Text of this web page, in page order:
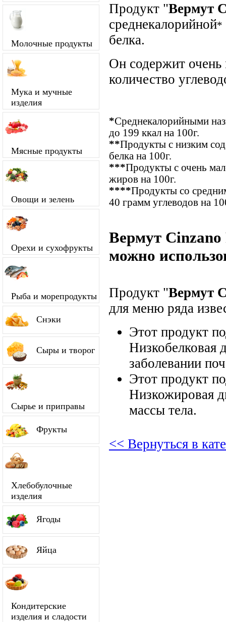
Молочные продукты
Мука и мучные
изделия
Мясные продукты
Овощи и зелень
Орехи и сухофрукты
Рыба и морепродукты
Снэки
Сыры и творог
Сырье и приправы
Фрукты
Хлебобулочные
изделия
Ягоды
Яйца
Кондитерские
изделия и сладости
Продукт "Вермут
среднекалорийной*
белка.
Он содержит очень
количество
*Среднекалорийными
до 199 ккал на 100г.
**Продукты с низким
белка на 100г.
***Продукты с очень
жиров на 100г.
****Продукты со
40 грамм углеводов на
Вермут Cinzano
можно
Продукт "Вермут
для меню ряда
Этот продукт
Низкобелковая
заболевании
Этот продукт
Низкожировая
массы тела.
<< Вернуться в